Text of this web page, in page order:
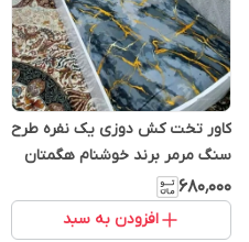
کاور تخت کش دوزی یک نفره طرح
سنگ مرمر برند خوشنام هگمتان
۶۸۰٬۰۰۰
افزودن به سبد